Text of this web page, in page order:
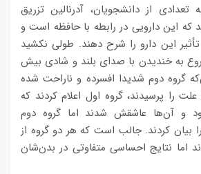
تعدادی از دانشجویان، آدرنالین تزریق
که این دارویی در رابطه با حافظه است و
این دارو را شرح دهند. طولی نکشید
به خندیدن با صدای بلند و شادی بیش
گروه دوم شدیدا افسرده و ناراحت شده
را پرسیدند، گروه اول اعلام کردند که
و آن‌ها عاشقش شدند اما گروه دوم
بیان کردند. جالب است که هر دو گروه از
اما نتایج احساسی متفاوتی در بدن‌شان